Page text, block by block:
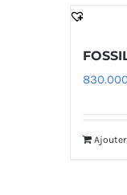
830.000